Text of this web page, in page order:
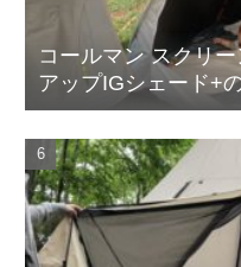
コールマン スクリ
アップIGシェード+